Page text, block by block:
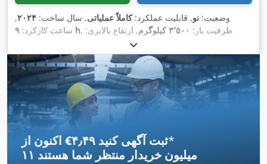
وضعیت: نو, قابلیت عملکرد:کاملاً عملیاتی, سال ساخت: ۲۰۲۴,
ساعت کارکرد: ۹ h , ظرفیت بار: ۳٬۵۰۰ کیلوگرم
, ارتفاع بالابری:
, برداشت آزاد:۱٬۴۰۰ میلی‌متر
نوع دکل:تریپلکس, ارتفاع سازه:۲٬۳۵۰ میلی‌متر , قدرت:
۴۵ کیلووات
(۶۱٫۱۸ اسب بخار)
, عرض شاسی شاخک:۱٬۱۹۰ میلی‌متر
, طول
شاخک‌ها:۱٬۲۰۰ میلی‌متر , وزن خالی:۴٬۸۵۰ کیلوگرم
, طول کل:
۲٬۷۵۰ میلی‌متر, نوع سیستم انتقال قدرت:Diesel
, عرض ساخت:
۱٬۲۹۰ میلی‌متر,
اکنون از ‎€۴٫۴۹ ثبت آگهی کنید*
۱۱ میلیون خریدار منتظر شما هستند